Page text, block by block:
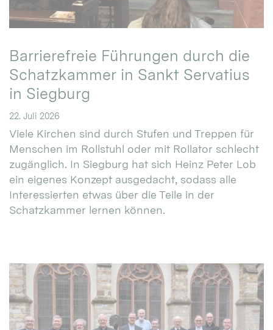
Barrierefreie Führungen durch die
Schatzkammer in Sankt Servatius
in Siegburg
22. Juli 2026
Viele Kirchen sind durch Stufen und Treppen für
Menschen im Rollstuhl oder mit Rollator schlecht
zugänglich. In Siegburg hat sich Heinz Peter Lob
ein eigenes Konzept ausgedacht, sodass alle
Interessierten etwas über die Teile in der
Schatzkammer lernen können.